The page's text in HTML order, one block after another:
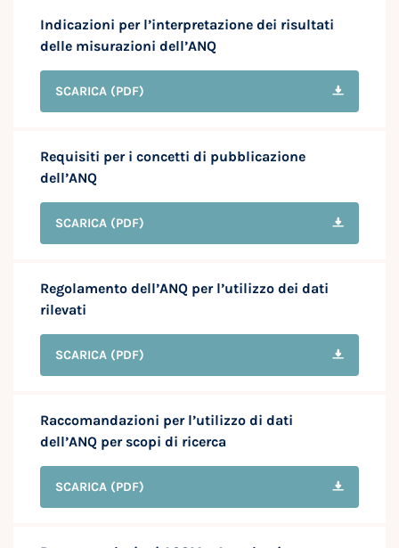
Indicazioni per l’interpretazione dei risultati
delle misurazioni dell’ANQ
SCARICA (PDF)
Requisiti per i concetti di pubblicazione
dell’ANQ
SCARICA (PDF)
Regolamento dell’ANQ per l’utilizzo dei dati
rilevati
SCARICA (PDF)
Raccomandazioni per l’utilizzo di dati
dell’ANQ per scopi di ricerca
SCARICA (PDF)